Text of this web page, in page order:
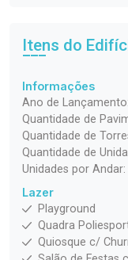
Itens do
Informações
Ano de
Quantidade de
Quantidade de
Quantidade de
Unidades por Andar:
Lazer
Playground
Quadra
Quiosque c/